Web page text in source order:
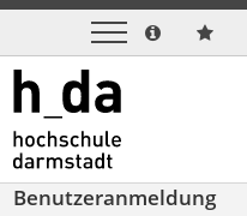
Benutzeranmeldung